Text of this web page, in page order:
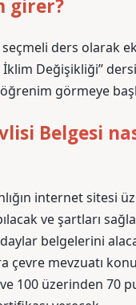
girer?
ders olarak
İklim Değişikliği”
öğrenim görmeye
Belgesi
internet sitesi
ve şartları
belgelerini
çevre mevzuatı
100 üzerinden 70